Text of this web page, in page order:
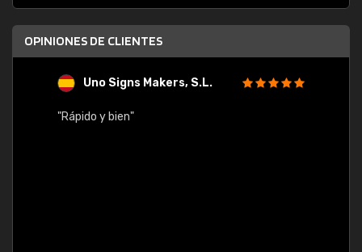
OPINIONES DE CLIENTES
Uno Signs Makers, S.L.
"Rápido y bien"